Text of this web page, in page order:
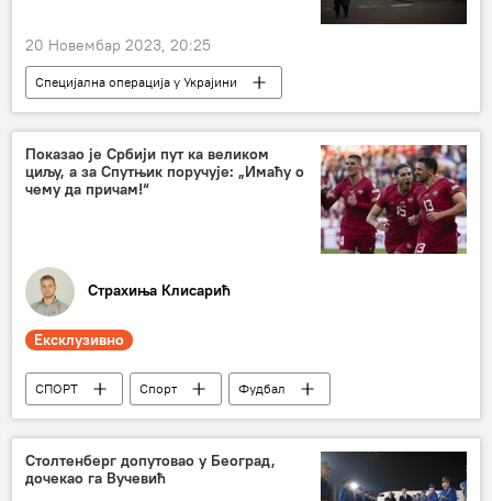
20 Новембар 2023, 20:25
Специјална операција у Украјини
Специјална војна операција у Украјини – вести
Запад
Показао је Србији пут ка великом
циљу, а за Спутњик поручује: „Имаћу о
чему да причам!“
Страхиња Клисарић
Ексклузивно
СПОРТ Спорт
Фудбал
Милош Вељковић
Столтенберг допутовао у Београд,
дочекао га Вучевић